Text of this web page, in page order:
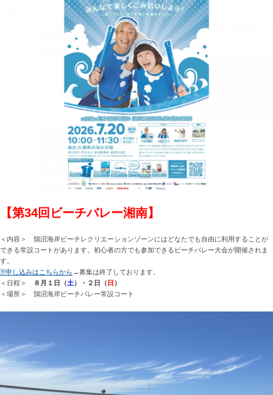
【第34回ビーチバレー湘南】
＜内容＞ 鵠沼海岸ビーチレクリエーションゾーンにはどなたでも自由に利用することが
できる常設コートがあります。初心者の方でも参加できるビーチバレー大会が開催されま
す。
※申し込みはこちらから →募集は終了しております。
＜日程＞
８月１日（土 ）・２日（ 日 ）
＜場所＞ 鵠沼海岸ビーチバレー常設コート